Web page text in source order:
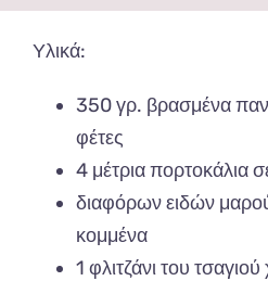
Υλικά:
350 γρ. βρασμένα
φέτες
4 μέτρια πορτοκάλια
διαφόρων ειδών
κομμένα
1 φλιτζάνι του